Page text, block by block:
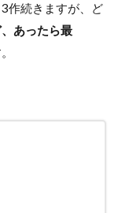
作続きますが、ど
あったら最